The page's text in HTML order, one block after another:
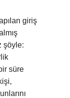
giriş
şöyle:
süre